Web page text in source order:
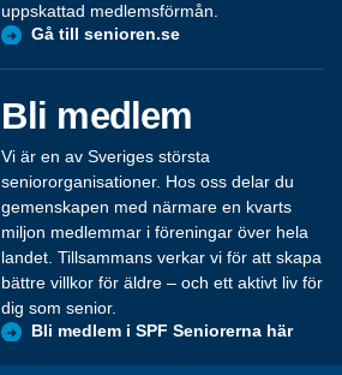
uppskattad medlemsförmån.
Gå till senioren.se
Bli medlem
Vi är en av Sveriges största
seniororganisationer. Hos oss delar du
gemenskapen med närmare en kvarts
miljon medlemmar i föreningar över hela
landet. Tillsammans verkar vi för att skapa
bättre villkor för äldre – och ett aktivt liv för
dig som senior.
Bli medlem i SPF Seniorerna här